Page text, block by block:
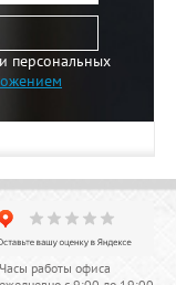
персональных
Часы работы офиса